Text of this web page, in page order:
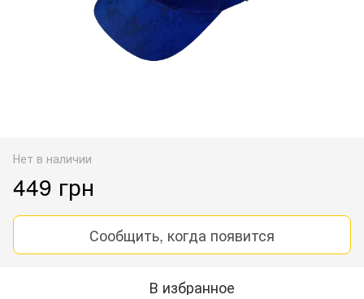
Нет в наличии
449 грн
Сообщить, когда появится
В избранное